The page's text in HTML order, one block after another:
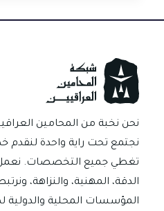
لبيع
في
العراق؟
نحن نخبة من المحامين
نجتمع تحت راية واحدة لنقدم
تغطي جميع التخصصات. نعمل
الدقة، المهنية، والنزاهة،
المؤسسات المحلية